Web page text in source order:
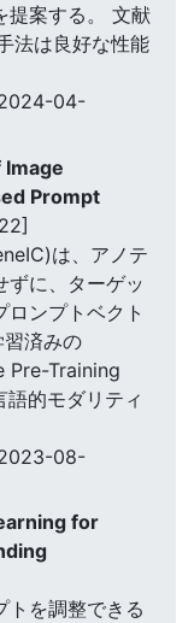
提案する。 文献
法は良好な性能
04-
Prompt
は、アノテ
ずに、ターゲッ
ロンプトベクト
済みの
Pre-Training
的モダリティ
08-
for
トを調整できる